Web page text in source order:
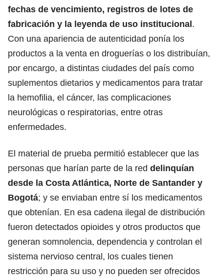
fechas de vencimiento, registros de lotes de
fabricación y la leyenda de uso institucional.
Con una apariencia de autenticidad ponía los
productos a la venta en droguerías o los distribuían,
por encargo, a distintas ciudades del país como
suplementos dietarios y medicamentos para tratar
la hemofilia, el cáncer, las complicaciones
neurológicas o respiratorias, entre otras
enfermedades.
El material de prueba permitió establecer que las
personas que harían parte de la red delinquían
desde la Costa Atlántica, Norte de Santander y
Bogotá; y se enviaban entre sí los medicamentos
que obtenían. En esa cadena ilegal de distribución
fueron detectados opioides y otros productos que
generan somnolencia, dependencia y controlan el
sistema nervioso central, los cuales tienen
restricción para su uso y no pueden ser ofrecidos